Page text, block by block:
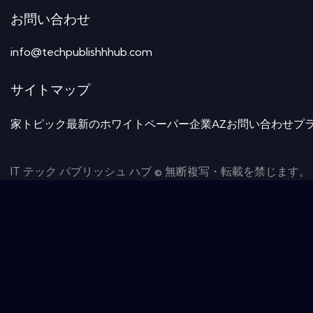
お問い合わせ
info@techpublishhhub.com
サイトマップ
家 トピック最新のホワイトペーパー企業AZお問い合わせプ
IT テック パブリッシュ ハブ © 無断複写・転載を禁じます。